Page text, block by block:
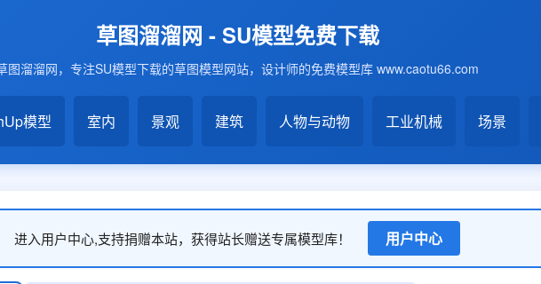
草图溜溜网 - SU模型免费下载
图溜溜网，专注SU模型下载的草图模型网站，设计师的免费模型库 www.caotu66.com
模型 室内 景观 建筑 人物与动物 工业机械 场景
进入用户中心,支持捐赠本站，获得站长赠送专属模型库！ 用户中心